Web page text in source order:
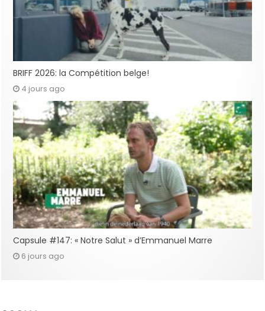
BRIFF 2026: la Compétition belge!
4 jours ago
Capsule #147: « Notre Salut » d’Emmanuel Marre
6 jours ago